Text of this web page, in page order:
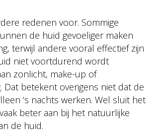
redenen voor. Sommige
de huid gevoeliger maken
terwijl andere vooral effectief zijn
niet voortdurend wordt
zonlicht, make-up of
Dat betekent overigens niet dat de
‘s nachts werken. Wel sluit het
beter aan bij het natuurlijke
de huid.